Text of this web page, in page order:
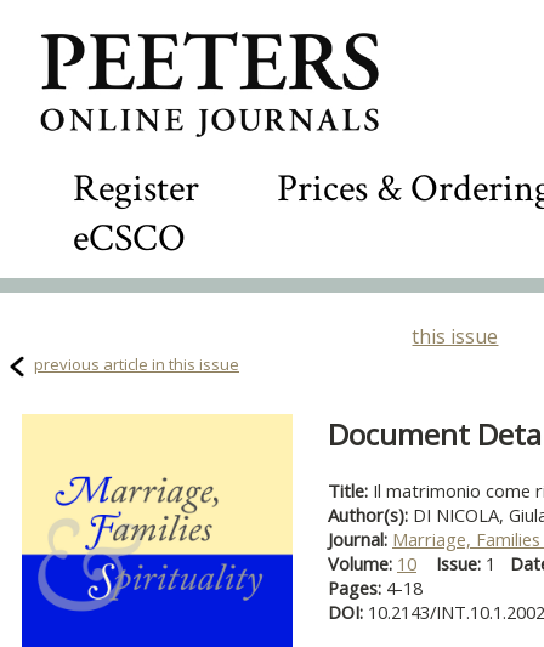
Register
Prices &
eCSCO
this issue
previous article in this issue
Document
Title: Il matrimonio come
Author(s): DI NICOLA,
Journal: Marriage,
Volume: 10 Issue: 1
Pages: 4-18
DOI: 10.2143/